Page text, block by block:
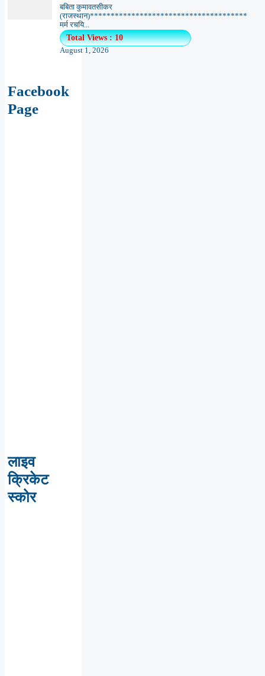
बबिता कुमावतसीकर
(राजस्थान)**************************************
मर्म रचयि...
Total Views : 10
August 1, 2026
Facebook
Page
लाइव
क्रिकेट
स्कोर